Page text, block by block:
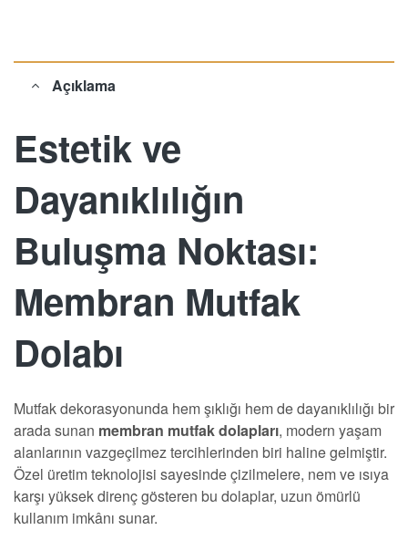
Açıklama
Estetik ve
Dayanıklılığın
Buluşma Noktası:
Membran Mutfak
Dolabı
Mutfak dekorasyonunda hem şıklığı hem de dayanıklılığı bir
arada sunan membran mutfak dolapları, modern yaşam
alanlarının vazgeçilmez tercihlerinden biri haline gelmiştir.
Özel üretim teknolojisi sayesinde çizilmelere, nem ve ısıya
karşı yüksek direnç gösteren bu dolaplar, uzun ömürlü
kullanım imkânı sunar.